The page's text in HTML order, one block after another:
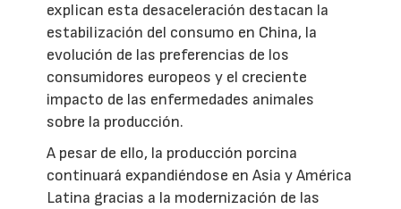
explican esta desaceleración destacan la
estabilización del consumo en China, la
evolución de las preferencias de los
consumidores europeos y el creciente
impacto de las enfermedades animales
sobre la producción.
A pesar de ello, la producción porcina
continuará expandiéndose en Asia y América
Latina gracias a la modernización de las